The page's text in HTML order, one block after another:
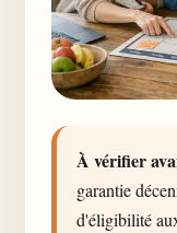
À vérifier
garantie
d'éligibilité